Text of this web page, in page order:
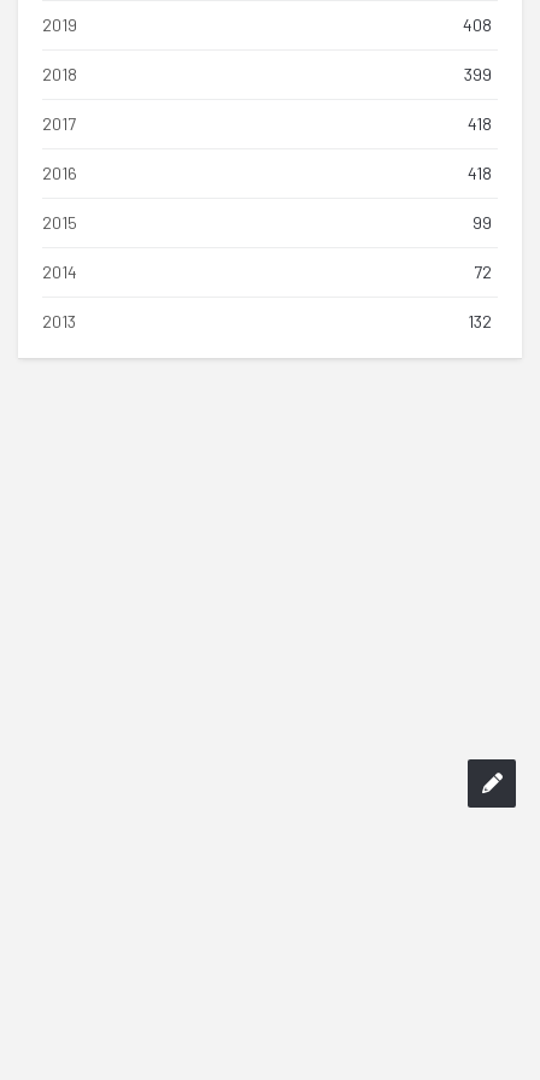
2019 408
2018 399
2017 418
2016 418
2015 99
2014 72
2013 132